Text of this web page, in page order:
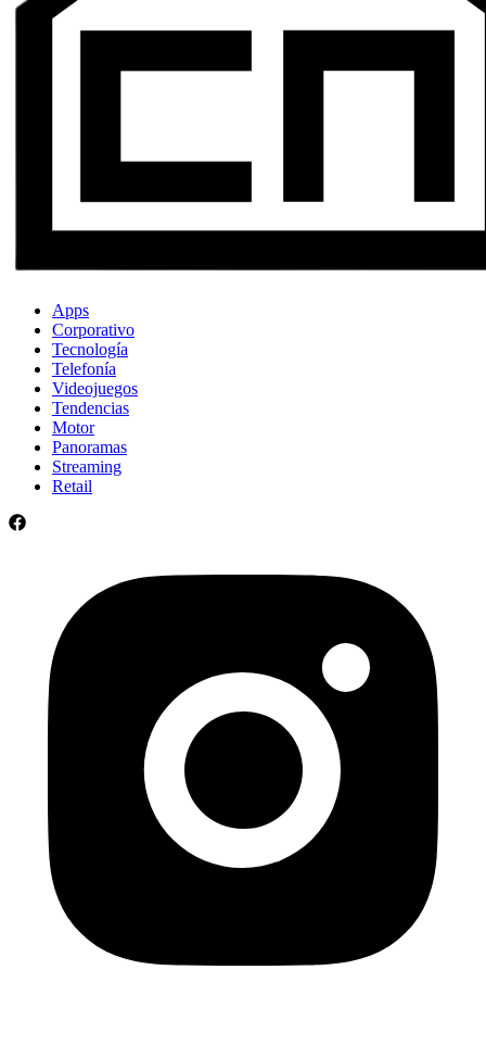
Apps
Corporativo
Tecnología
Telefonía
Videojuegos
Tendencias
Motor
Panoramas
Streaming
Retail